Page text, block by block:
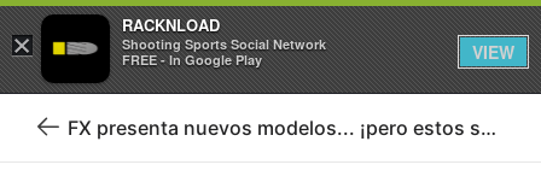
Iniciar sesión Registrarse
Volver
FX presenta nuevos modelos... ¡pero estos son diferentes!
×
RACKNLOAD
Shooting Sports Social Network
FREE - In Google Play
VIEW